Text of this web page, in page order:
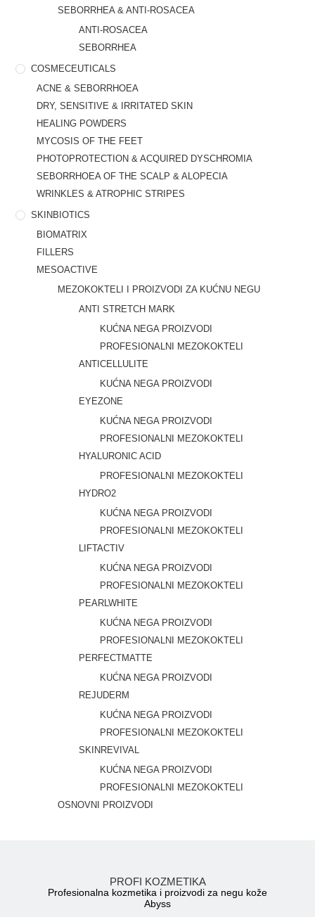
SEBORRHEA & ANTI-ROSACEA
ANTI-ROSACEA
SEBORRHEA
COSMECEUTICALS
ACNE & SEBORRHOEA
DRY, SENSITIVE & IRRITATED SKIN
HEALING POWDERS
MYCOSIS OF THE FEET
PHOTOPROTECTION & ACQUIRED DYSCHROMIA
SEBORRHOEA OF THE SCALP & ALOPECIA
WRINKLES & ATROPHIC STRIPES
SKINBIOTICS
BIOMATRIX
FILLERS
MESOACTIVE
MEZOKOKTELI I PROIZVODI ZA KUĆNU NEGU
ANTI STRETCH MARK
KUĆNA NEGA PROIZVODI
PROFESIONALNI MEZOKOKTELI
ANTICELLULITE
KUĆNA NEGA PROIZVODI
EYEZONE
KUĆNA NEGA PROIZVODI
PROFESIONALNI MEZOKOKTELI
HYALURONIC ACID
PROFESIONALNI MEZOKOKTELI
HYDRO2
KUĆNA NEGA PROIZVODI
PROFESIONALNI MEZOKOKTELI
LIFTACTIV
KUĆNA NEGA PROIZVODI
PROFESIONALNI MEZOKOKTELI
PEARLWHITE
KUĆNA NEGA PROIZVODI
PROFESIONALNI MEZOKOKTELI
PERFECTMATTE
KUĆNA NEGA PROIZVODI
REJUDERM
KUĆNA NEGA PROIZVODI
PROFESIONALNI MEZOKOKTELI
SKINREVIVAL
KUĆNA NEGA PROIZVODI
PROFESIONALNI MEZOKOKTELI
OSNOVNI PROIZVODI
PROFI KOZMETIKA
Profesionalna kozmetika i proizvodi za negu kože
Abyss